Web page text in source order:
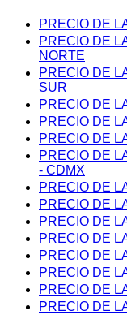
PRECIO DE
PRECIO DE
NORTE
PRECIO DE
SUR
PRECIO DE
PRECIO DE
PRECIO DE
PRECIO DE
- CDMX
PRECIO DE
PRECIO DE
PRECIO DE
PRECIO DE
PRECIO DE
PRECIO DE
PRECIO DE
PRECIO DE